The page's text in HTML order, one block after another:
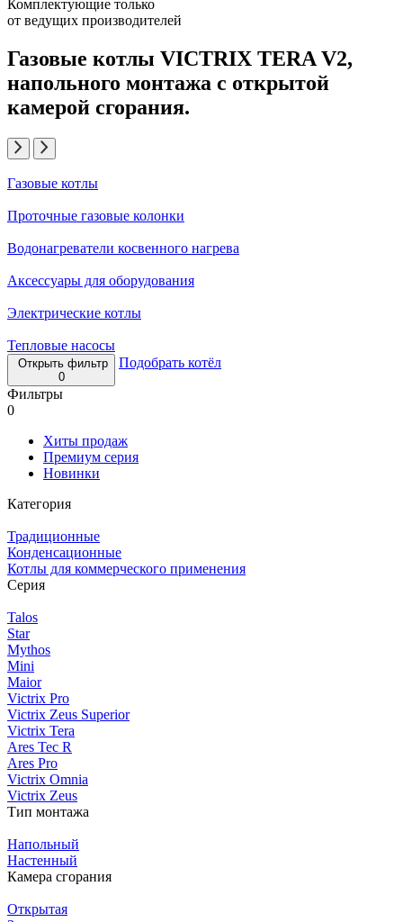
Комплектующие только
от ведущих производителей
Газовые котлы VICTRIX TERA V2,
напольного монтажа с открытой
камерой сгорания.
Газовые котлы
Проточные газовые колонки
Водонагреватели косвенного нагрева
Аксессуары для оборудования
Электрические котлы
Тепловые насосы
Открыть фильтр
0
Подобрать котёл
Фильтры
0
Хиты продаж
Премиум серия
Новинки
Категория
Традиционные
Конденсационные
Котлы для коммерческого применения
Серия
Talos
Star
Mythos
Mini
Maior
Victrix Pro
Victrix Zeus Superior
Victrix Tera
Ares Tec R
Ares Pro
Victrix Omnia
Victrix Zeus
Тип монтажа
Напольный
Настенный
Камера сгорания
Открытая